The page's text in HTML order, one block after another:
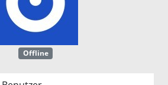
Offline